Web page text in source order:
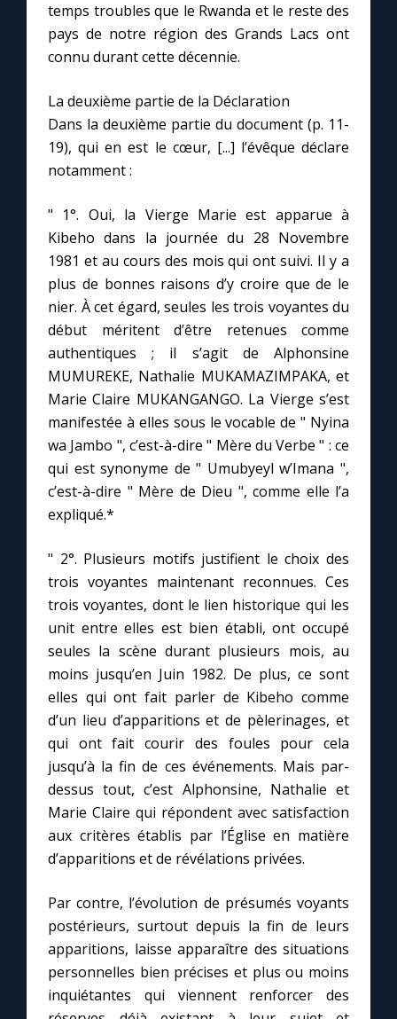
temps troubles que le Rwanda et le reste des
pays de notre région des Grands Lacs ont
connu durant cette décennie.
La deuxième partie de la Déclaration
Dans la deuxième partie du document (p. 11-
19), qui en est le cœur, [...] l’évêque déclare
notamment :
" 1°. Oui, la Vierge Marie est apparue à
Kibeho dans la journée du 28 Novembre
1981 et au cours des mois qui ont suivi. Il y a
plus de bonnes raisons d’y croire que de le
nier. À cet égard, seules les trois voyantes du
début méritent d’être retenues comme
authentiques ; il s’agit de Alphonsine
MUMUREKE, Nathalie MUKAMAZIMPAKA, et
Marie Claire MUKANGANGO. La Vierge s’est
manifestée à elles sous le vocable de " Nyina
wa Jambo ", c’est-à-dire " Mère du Verbe " : ce
qui est synonyme de " Umubyeyl w’Imana ",
c’est-à-dire " Mère de Dieu ", comme elle l’a
expliqué.*
" 2°. Plusieurs motifs justifient le choix des
trois voyantes maintenant reconnues. Ces
trois voyantes, dont le lien historique qui les
unit entre elles est bien établi, ont occupé
seules la scène durant plusieurs mois, au
moins jusqu’en Juin 1982. De plus, ce sont
elles qui ont fait parler de Kibeho comme
d’un lieu d’apparitions et de pèlerinages, et
qui ont fait courir des foules pour cela
jusqu’à la fin de ces événements. Mais par-
dessus tout, c’est Alphonsine, Nathalie et
Marie Claire qui répondent avec satisfaction
aux critères établis par l’Église en matière
d’apparitions et de révélations privées.
Par contre, l’évolution de présumés voyants
postérieurs, surtout depuis la fin de leurs
apparitions, laisse apparaître des situations
personnelles bien précises et plus ou moins
inquiétantes qui viennent renforcer des